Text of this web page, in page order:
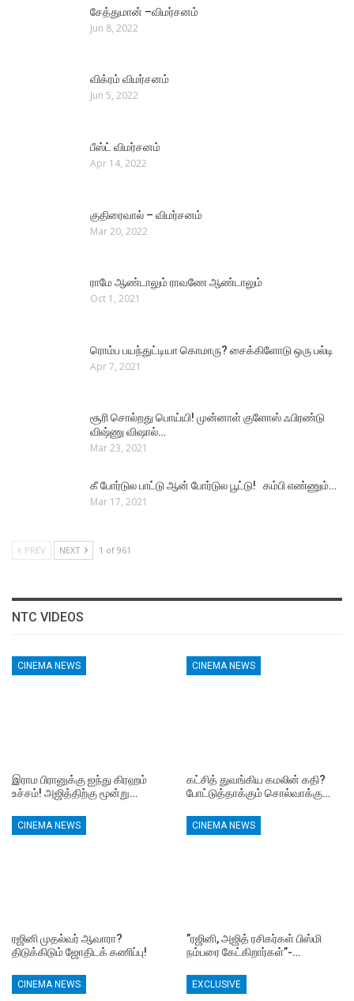
சேத்துமான் –விமர்சனம்
Jun 8, 2022
விக்ரம் விமர்சனம்
Jun 5, 2022
பீஸ்ட் விமர்சனம்
Apr 14, 2022
குதிரைவால் – விமர்சனம்
Mar 20, 2022
ராமே ஆண்டாலும் ராவணே ஆண்டாலும்
Oct 1, 2021
ரொம்ப பயந்துட்டியா கொமாரு? சைக்கிளோடு ஒரு பல்டி
Apr 7, 2021
சூரி சொல்றது பொய்யி! முன்னாள் குளோஸ் ஃபிரண்டு
விஷ்ணு விஷால்…
Mar 23, 2021
கீ போர்டுல பாட்டு ஆன் போர்டுல பூட்டு! கம்பி எண்ணும்…
Mar 17, 2021
PREV NEXT 1 of 961
NTC VIDEOS
CINEMA NEWS
இராம பிரானுக்கு ஐந்து கிரஹம்
உச்சம்! அஜித்திற்கு மூன்று…
CINEMA NEWS
கட்சித் துவங்கிய கமலின் கதி?
போட்டுத்தாக்கும் சொல்வாக்கு…
CINEMA NEWS
ரஜினி முதல்வர் ஆவாரா?
திடுக்கிடும் ஜோதிடக் கணிப்பு!
CINEMA NEWS
”ரஜினி, அஜித் ரசிகர்கள் பிஸ்மி
நம்பரை கேட்கிறார்கள்”-…
CINEMA NEWS EXCLUSIVE